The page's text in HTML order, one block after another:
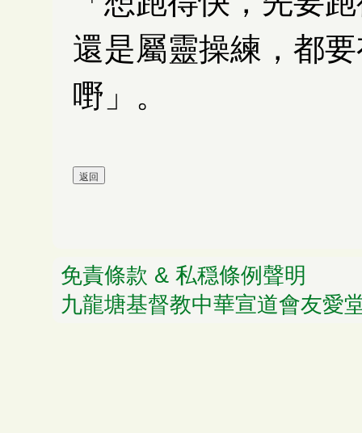
還是屬靈操練，都
嘢」。
免責條款 & 私穏條例聲明
九龍塘基督教中華宣道會友愛